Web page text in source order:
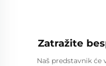
Zatražite
Naš predstavnik će